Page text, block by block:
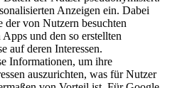
Anzeigen ein. Dabei
von Nutzern besuchten
und den so erstellten
auf deren Interessen.
Informationen, um ihre
auszurichten, was für Nutzer